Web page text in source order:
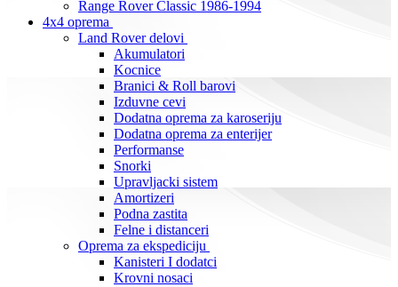
Range Rover Classic 1986-1994
4x4 oprema
Land Rover delovi
Akumulatori
Kocnice
Branici & Roll barovi
Izduvne cevi
Dodatna oprema za karoseriju
Dodatna oprema za enterijer
Performanse
Snorki
Upravljacki sistem
Amortizeri
Podna zastita
Felne i distanceri
Oprema za ekspediciju
Kanisteri I dodatci
Krovni nosaci